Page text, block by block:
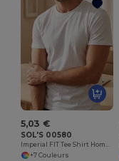
5,03 €
SOL'S 00580
Imperial FIT Tee Shirt Homme Col Rond Ajusté
+7 Couleurs